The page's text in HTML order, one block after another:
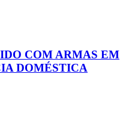
COM ARMAS EM
DOMÉSTICA